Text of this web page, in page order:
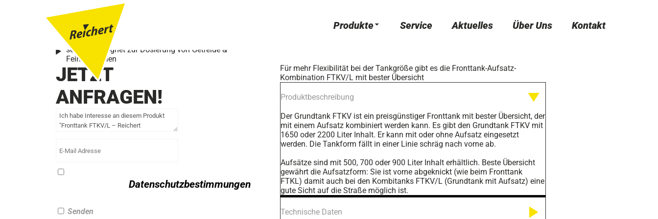
Produkte Service Aktuelles Über Uns Kontakt
Fronttank FTKV/L
beste Übersicht, flexibel durch Aufsätze
Tankgröße: 1650 bis 3100 Liter
sehr gut geeignet zur Dosierung von Getreide &
Feinsämereien
JETZT
ANFRAGEN!
Ich stimme denDatenschutzbestimmungen
Senden
Für mehr Flexibilität bei der Tankgröße gibt es die Fronttank-Aufsatz-
Kombination FTKV/L mit bester Übersicht
Produktbeschreibung
Der Grundtank FTKV ist ein preisgünstiger Fronttank mit bester Übersicht, der
mit einem Aufsatz kombiniert werden kann. Es gibt den Grundtank FTKV mit
1650 oder 2200 Liter Inhalt. Er kann mit oder ohne Aufsatz eingesetzt
werden. Die Tankform fällt in einer Linie schräg nach vorne ab.
Aufsätze sind mit 500, 700 oder 900 Liter Inhalt erhältlich. Beste Übersicht
gewährt die Aufsatzform: Sie ist vorne abgeknickt (wie beim Fronttank
FTKL) damit auch bei den Kombitanks FTKV/L (Grundtank mit Aufsatz) eine
gute Sicht auf die Straße möglich ist.
Technische Daten